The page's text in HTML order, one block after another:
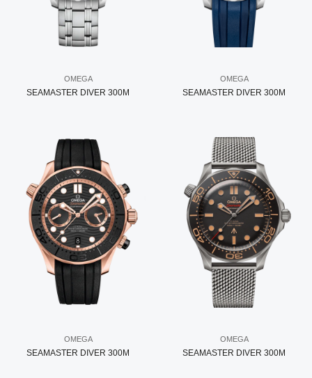
OMEGA
SEAMASTER DIVER 300M
OMEGA
SEAMASTER DIVER 300M
OMEGA
SEAMASTER DIVER 300M
OMEGA
SEAMASTER DIVER 300M